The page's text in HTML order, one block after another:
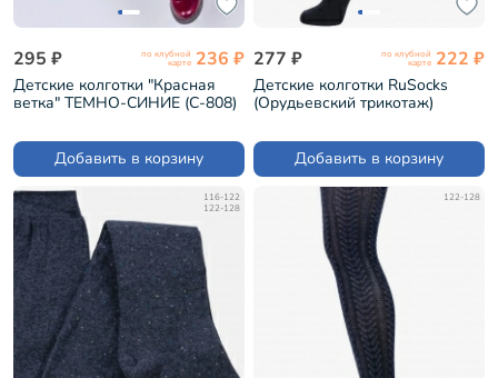
295 ₽ по клубной
карте 236 ₽
Детские колготки "Красная
ветка" ТЕМНО-СИНИЕ (С-808)
Добавить в корзину
277 ₽ по клубной
карте 222 ₽
Детские колготки RuSocks
(Орудьевский трикотаж)
Добавить в корзину
116-122
122-128
122-128